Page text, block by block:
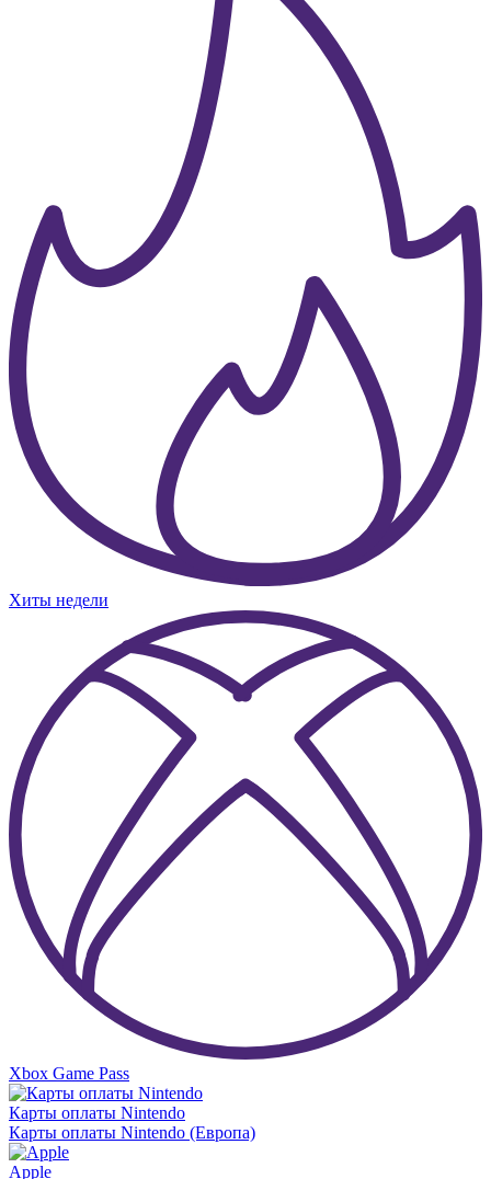
Хиты недели
Xbox Game Pass
Карты оплаты Nintendo
Карты оплаты Nintendo (Европа)
Apple